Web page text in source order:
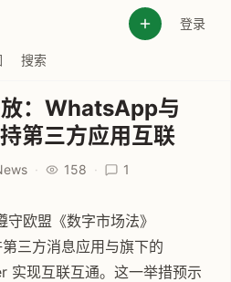
登录
搜索
：WhatsApp与
第三方应用互联
· 158 · 1
欧盟《数字市场法》
三方消息应用与旗下的
实现互联互通。这一举措预示